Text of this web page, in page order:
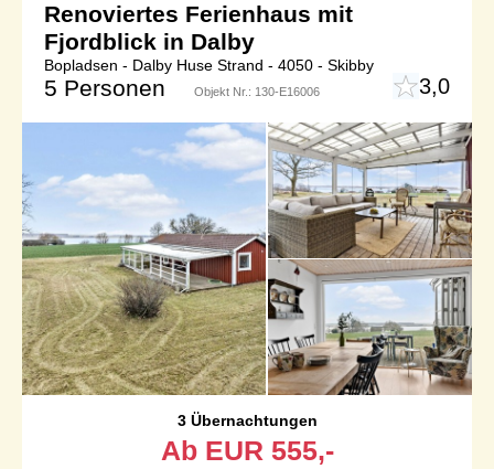
Renoviertes Ferienhaus mit
Fjordblick in Dalby
Bopladsen - Dalby Huse Strand - 4050 - Skibby
5 Personen Objekt Nr.: 130-E16006 3,0
3 Übernachtungen
Ab EUR 555,-